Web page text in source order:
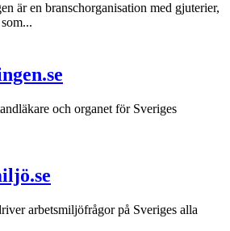
är en branschorganisation med gjuterier,
och organet för Sveriges
arbetsmiljöfrågor på Sveriges alla